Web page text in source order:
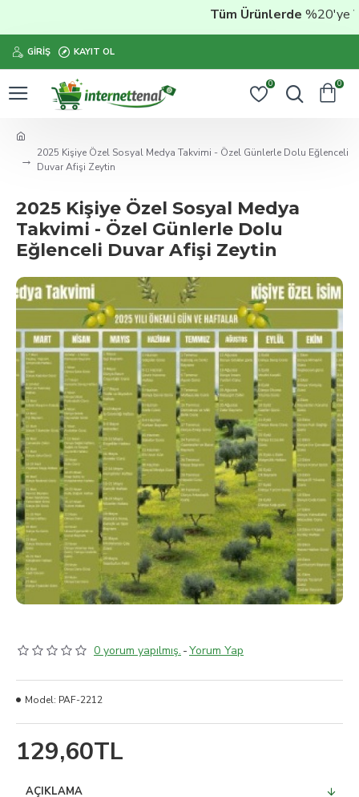
Tüm Ürünlerde%20'ye
GIRIŞ KAYIT OL
0 0
2025 Kişiye Özel Sosyal Medya Takvimi - Özel Günlerle Dolu Eğlenceli
Duvar Afişi Zeytin
2025 Kişiye Özel Sosyal Medya
Takvimi - Özel Günlerle Dolu
Eğlenceli Duvar Afişi Zeytin
0 yorum yapılmış. -Yorum Yap
129,60TL
Model: PAF-2212
AÇIKLAMA